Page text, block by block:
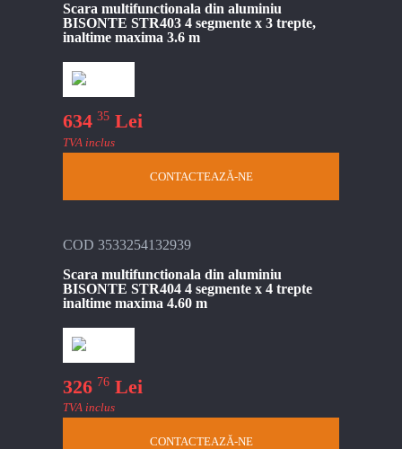
Scara multifunctionala din aluminiu
BISONTE STR403 4 segmente x 3 trepte,
inaltime maxima 3.6 m
634 35 Lei
TVA inclus
CONTACTEAZĂ-NE
COD 3533254132939
Scara multifunctionala din aluminiu
BISONTE STR404 4 segmente x 4 trepte
inaltime maxima 4.60 m
326 76 Lei
TVA inclus
CONTACTEAZĂ-NE